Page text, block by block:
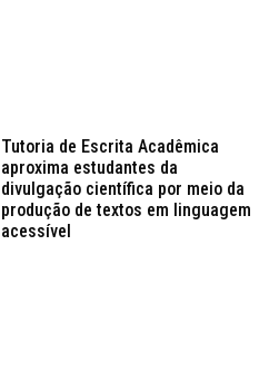
Tutoria de Escrita Acadêmica
aproxima estudantes da
divulgação científica por meio da
produção de textos em linguagem
acessível